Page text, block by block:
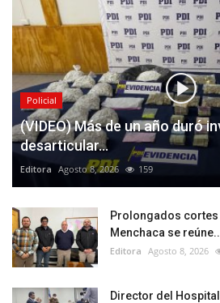
Policial
(VIDEO) Más de un año duró
desarticular...
Editora Agosto 8, 2026 159
Prolongados
Menchaca se
Editora Agosto 8, 2026
Director del